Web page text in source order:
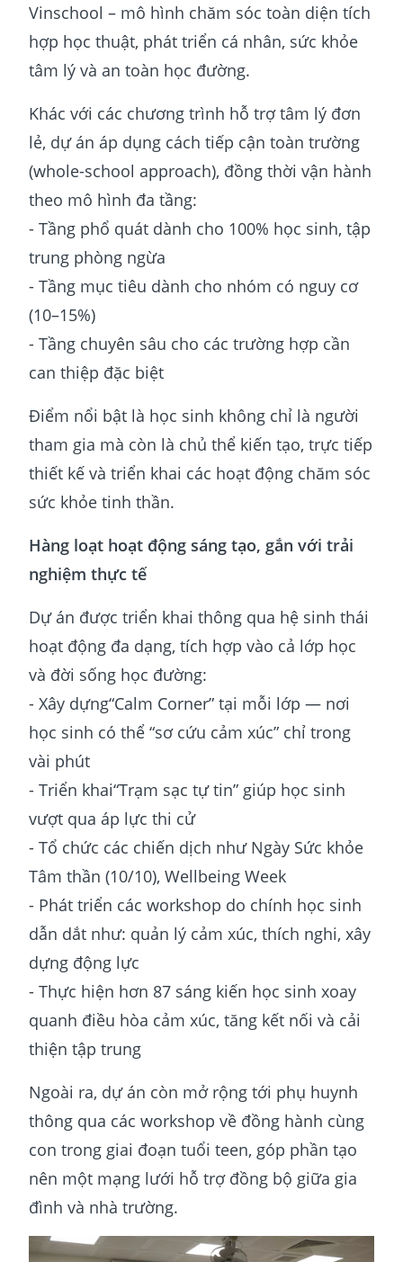
Vinschool – mô hình chăm sóc toàn diện tích
hợp học thuật, phát triển cá nhân, sức khỏe
tâm lý và an toàn học đường.
Khác với các chương trình hỗ trợ tâm lý đơn
lẻ, dự án áp dụng cách tiếp cận toàn trường
(whole-school approach), đồng thời vận hành
theo mô hình đa tầng:
- Tầng phổ quát dành cho 100% học sinh, tập
trung phòng ngừa
- Tầng mục tiêu dành cho nhóm có nguy cơ
(10–15%)
- Tầng chuyên sâu cho các trường hợp cần
can thiệp đặc biệt
Điểm nổi bật là học sinh không chỉ là người
tham gia mà còn là chủ thể kiến tạo, trực tiếp
thiết kế và triển khai các hoạt động chăm sóc
sức khỏe tinh thần.
Hàng loạt hoạt động sáng tạo, gắn với trải
nghiệm thực tế
Dự án được triển khai thông qua hệ sinh thái
hoạt động đa dạng, tích hợp vào cả lớp học
và đời sống học đường:
- Xây dựng“Calm Corner” tại mỗi lớp — nơi
học sinh có thể “sơ cứu cảm xúc” chỉ trong
vài phút
- Triển khai“Trạm sạc tự tin” giúp học sinh
vượt qua áp lực thi cử
- Tổ chức các chiến dịch như Ngày Sức khỏe
Tâm thần (10/10), Wellbeing Week
- Phát triển các workshop do chính học sinh
dẫn dắt như: quản lý cảm xúc, thích nghi, xây
dựng động lực
- Thực hiện hơn 87 sáng kiến học sinh xoay
quanh điều hòa cảm xúc, tăng kết nối và cải
thiện tập trung
Ngoài ra, dự án còn mở rộng tới phụ huynh
thông qua các workshop về đồng hành cùng
con trong giai đoạn tuổi teen, góp phần tạo
nên một mạng lưới hỗ trợ đồng bộ giữa gia
đình và nhà trường.